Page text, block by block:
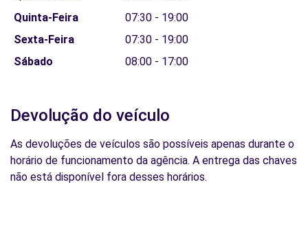
Quinta-Feira
07:30 - 19:00
Sexta-Feira
07:30 - 19:00
Sábado
08:00 - 17:00
Devolução do veículo
As devoluções de veículos são possíveis apenas durante o
horário de funcionamento da agência. A entrega das chaves
não está disponível fora desses horários.